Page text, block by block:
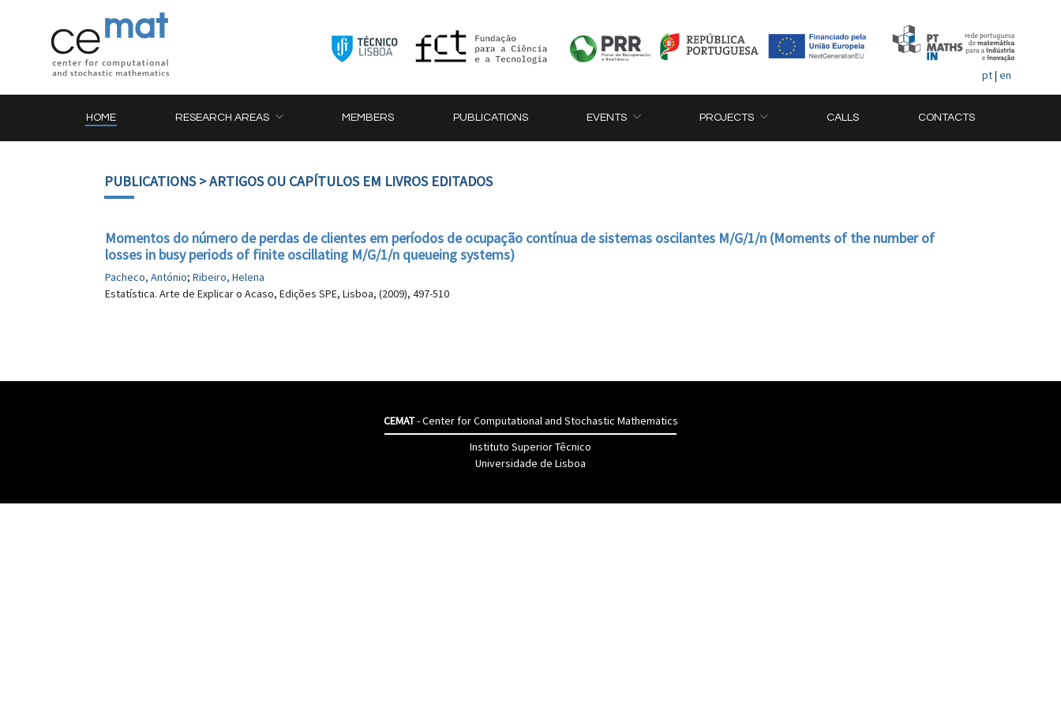
pt| en
HOME RESEARCH AREAS MEMBERS PUBLICATIONS EVENTS PROJECTS CALLS CONTACTS
PUBLICATIONS> ARTIGOS OU CAPÍTULOS EM LIVROS EDITADOS
Momentos do número de perdas de clientes em períodos de ocupação contínua de sistemas oscilantes M/G/1/n (Moments of the number of
losses in busy periods of finite oscillating M/G/1/n queueing systems)
Pacheco, António; Ribeiro, Helena
Estatística. Arte de Explicar o Acaso, Edições SPE, Lisboa, (2009), 497-510
CEMAT- Center for Computational and Stochastic Mathematics
Instituto Superior Têcnico
Universidade de Lisboa